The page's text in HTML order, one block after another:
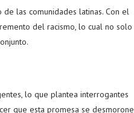
las comunidades latinas. Con el
del racismo, lo cual no solo
lo que plantea interrogantes
que esta promesa se desmorone